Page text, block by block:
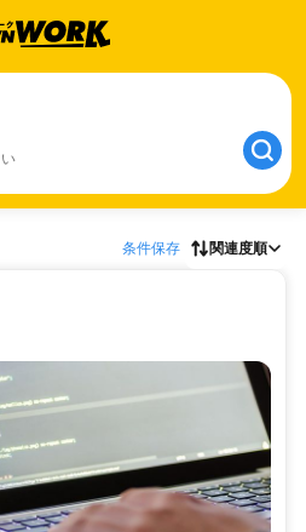
条件保存 関連度順